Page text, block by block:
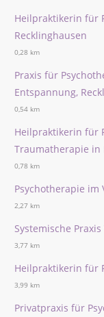
Heilpraktikerin für
Recklinghausen
0,28 km
Praxis für
Entspannung,
0,54 km
Heilpraktikerin für
Traumatherapie in
0,78 km
Psychotherapie im
2,27 km
Systemische
3,77 km
Heilpraktikerin für
3,99 km
Privatpraxis für